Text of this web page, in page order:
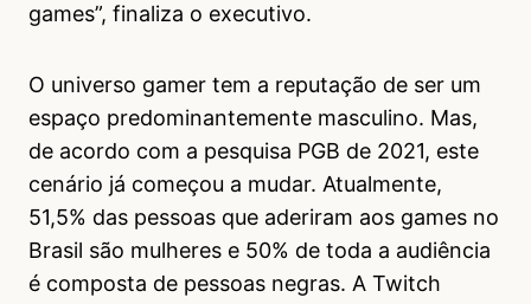
games”, finaliza o executivo.
O universo gamer tem a reputação de ser um
espaço predominantemente masculino. Mas,
de acordo com a pesquisa PGB de 2021, este
cenário já começou a mudar. Atualmente,
51,5% das pessoas que aderiram aos games no
Brasil são mulheres e 50% de toda a audiência
é composta de pessoas negras. A Twitch